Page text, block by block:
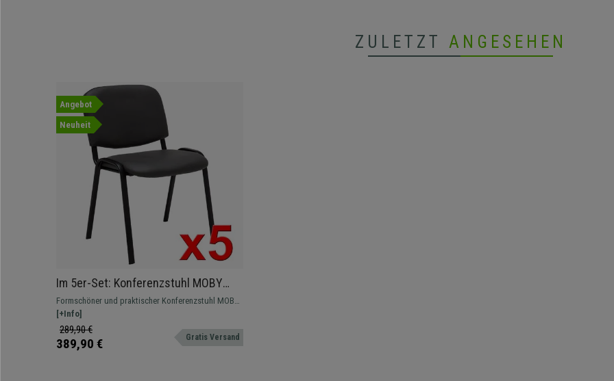
ZULETZT ANGESEHEN
Angebot
Neuheit
Im 5er-Set: Konferenzstuhl MOBY
BASE LEDER, bequem und praktisch,
schwarzes Gestell, Farbe Grau
Formschöner und praktischer Konferenzstuhl MOBY
BASE LEDER im klassischen Stil.
[+Info]
289,90 €
389,90 € Gratis Versand